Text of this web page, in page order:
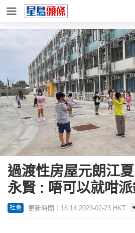
過渡性房屋元朗江
永賢 : 唔可以就咁
社會 更新時間：16:14 2023-02-23 HKT